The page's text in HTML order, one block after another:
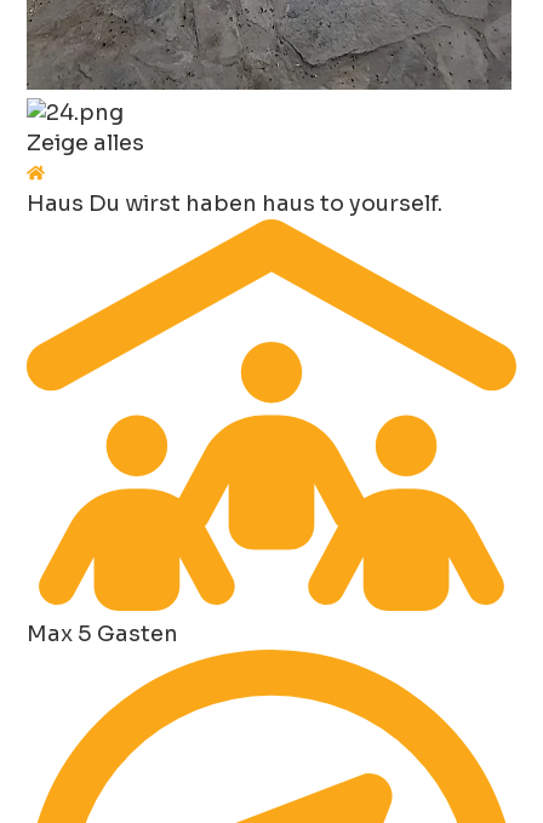
Zeige alles
Haus Du wirst haben haus to yourself.
Max 5 Gasten